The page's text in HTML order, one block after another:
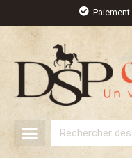
contenu
Rechercher